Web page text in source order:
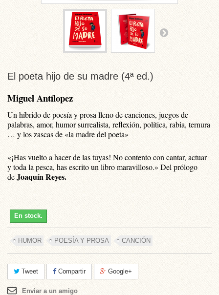
El poeta hijo de su madre (4ª ed.)
Miguel Antílopez
Un híbrido de poesía y prosa lleno de canciones, juegos de
palabras, amor, humor surrealista, reflexión, política, rabia, ternura
… y los zascas de «la madre del poeta»
«¡Has vuelto a hacer de las tuyas! No contento con cantar, actuar
y toda la pesca, has escrito un libro maravilloso.» Del prólogo
deJoaquín Reyes.
En stock.
HUMOR POESÍA Y PROSA CANCIÓN
Tweet Compartir Google+
Enviar a un amigo